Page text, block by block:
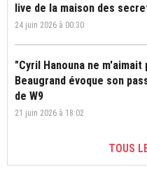
live de la maison des
24 juin 2026 à 00:30
"Cyril Hanouna ne
Beaugrand évoque son
de W9
21 juin 2026 à 18:02
TOUS